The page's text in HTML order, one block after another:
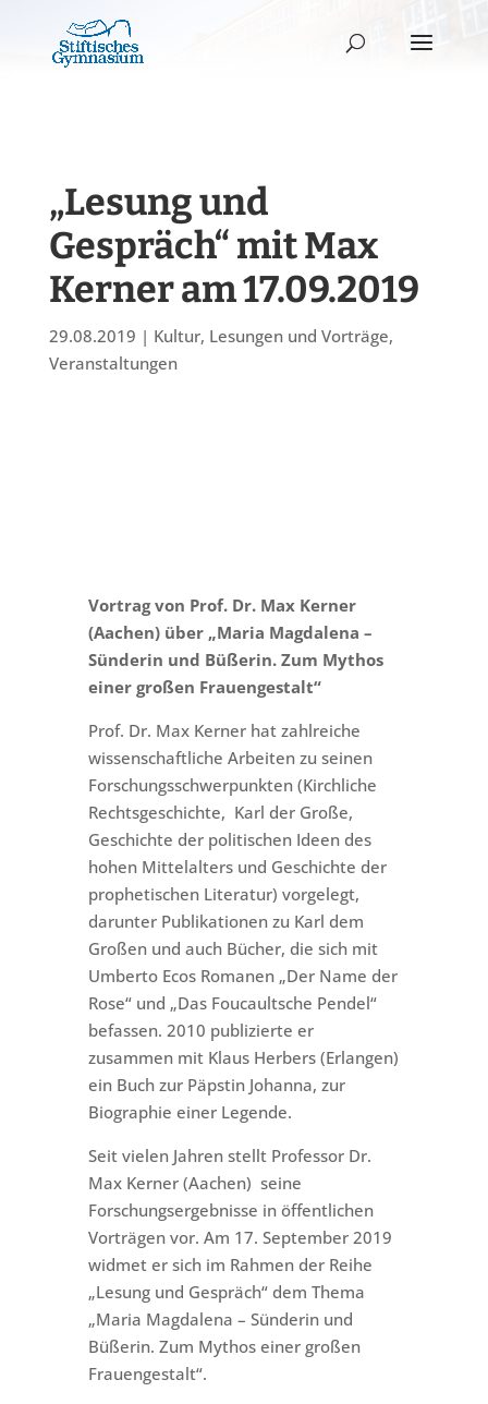
„Lesung und
Gespräch“ mit Max
Kerner am 17.09.2019
29.08.2019 | Kultur, Lesungen und Vorträge,
Veranstaltungen
Vortrag von Prof. Dr. Max Kerner
(Aachen) über „Maria Magdalena –
Sünderin und Büßerin. Zum Mythos
einer großen Frauengestalt“
Prof. Dr. Max Kerner hat zahlreiche
wissenschaftliche Arbeiten zu seinen
Forschungsschwerpunkten (Kirchliche
Rechtsgeschichte, Karl der Große,
Geschichte der politischen Ideen des
hohen Mittelalters und Geschichte der
prophetischen Literatur) vorgelegt,
darunter Publikationen zu Karl dem
Großen und auch Bücher, die sich mit
Umberto Ecos Romanen „Der Name der
Rose“ und „Das Foucaultsche Pendel“
befassen. 2010 publizierte er
zusammen mit Klaus Herbers (Erlangen)
ein Buch zur Päpstin Johanna, zur
Biographie einer Legende.
Seit vielen Jahren stellt Professor Dr.
Max Kerner (Aachen) seine
Forschungsergebnisse in öffentlichen
Vorträgen vor. Am 17. September 2019
widmet er sich im Rahmen der Reihe
„Lesung und Gespräch“ dem Thema
„Maria Magdalena – Sünderin und
Büßerin. Zum Mythos einer großen
Frauengestalt“.